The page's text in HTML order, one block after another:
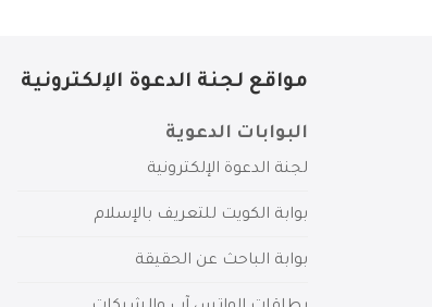
مواقع لجنة الدعوة الإلكترونية
البوابات الدعوية
لجنة الدعوة الإلكترونية
بوابة الكويت للتعريف بالإسلام
بوابة الباحث عن الحقيقة